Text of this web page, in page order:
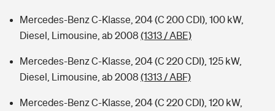
Mercedes-Benz C-Klasse, 204 (C 200 CDI), 100 kW,
Diesel, Limousine, ab 2008 (1313 / ABE)
Mercedes-Benz C-Klasse, 204 (C 220 CDI), 125 kW,
Diesel, Limousine, ab 2008 (1313 / ABF)
Mercedes-Benz C-Klasse, 204 (C 220 CDI), 120 kW,